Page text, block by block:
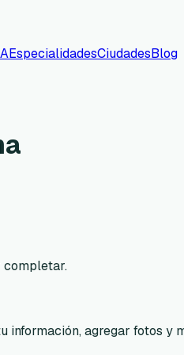
EspecialidadesCiudadesBlog
completar.
información, agregar fotos y